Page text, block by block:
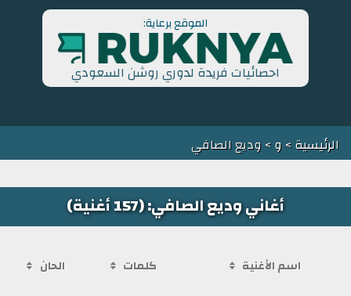
الموقع برعاية:
احصائيات فريدة لدوري روشن السعودي
الرئيسية> و> وديع الصافي
أغاني وديع الصافي: (157 أغنية)
اسم الأغنية كلمات الحان